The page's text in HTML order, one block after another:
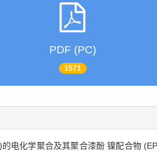
PDF (PC)
1571
电化学聚合及其聚合漆酚 镍配合物